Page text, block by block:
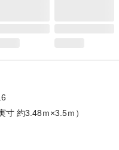
寸 約3.48ｍ×3.5ｍ）